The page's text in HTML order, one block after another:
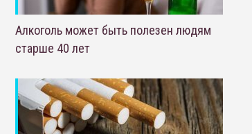
Алкоголь может быть полезен людям
старше 40 лет